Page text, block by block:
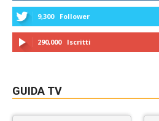
9,300 Follower
290,000 Iscritti
GUIDA TV